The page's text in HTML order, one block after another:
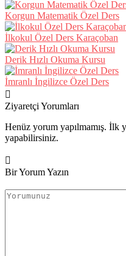
Korgun Matematik Özel Ders
İlkokul Özel Ders Karaçoban
Derik Hızlı Okuma Kursu
İmranlı İngilizce Özel Ders
Ziyaretçi Yorumları
Henüz yorum yapılmamış. İlk
yapabilirsiniz.
Bir Yorum Yazın